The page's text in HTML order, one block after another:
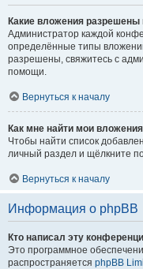
Какие вложения разрешены
Администратор каждой
определённые типы
разрешены, свяжитесь с
помощи.
Вернуться к началу
Как мне найти мои
Чтобы найти список
личный раздел и щёлкните
Вернуться к началу
Информация о phpBB
Кто написал эту
Это программное
распространяется phpBB